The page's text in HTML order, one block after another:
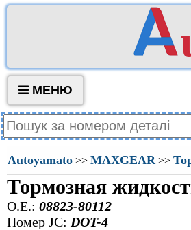
МЕНЮ
Autoyamato >> MAXGEAR >>
Тормозная
O.E.: 08823-80112
Номер JC: DOT-4